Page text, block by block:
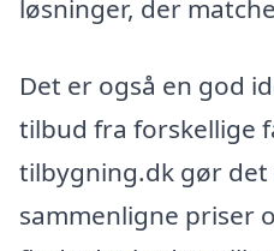
løsninger, der
Det er også en god
tilbud fra forskellige
tilbygning.dk gør
sammenligne priser